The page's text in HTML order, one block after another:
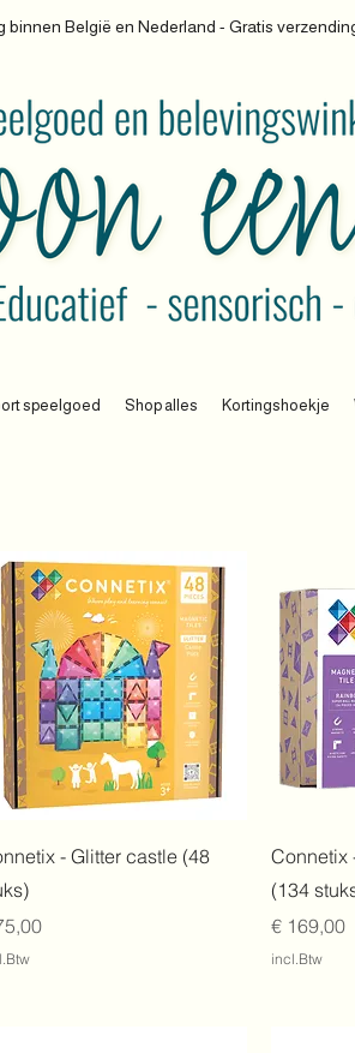
binnen België en Nederland - Gratis
speelgoed Shop alles Kortingshoekje
Snel overzicht
- Glitter castle (48
Connetix
(134
Prijs
€ 169,00
incl.Btw